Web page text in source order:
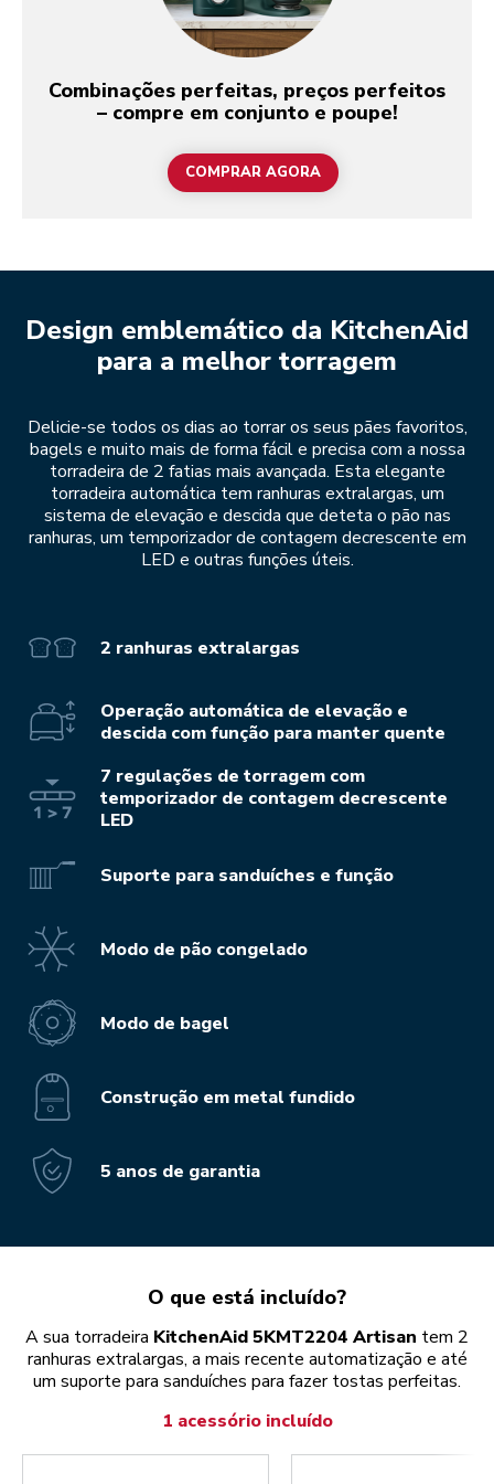
Combinações perfeitas, preços perfeitos
– compre em conjunto e poupe!
COMPRAR AGORA
Design emblemático da KitchenAid
para a melhor torragem
Delicie-se todos os dias ao torrar os seus pães favoritos,
bagels e muito mais de forma fácil e precisa com a nossa
torradeira de 2 fatias mais avançada. Esta elegante
torradeira automática tem ranhuras extralargas, um
sistema de elevação e descida que deteta o pão nas
ranhuras, um temporizador de contagem decrescente em
LED e outras funções úteis.
2 ranhuras extralargas
Operação automática de elevação e
descida com função para manter quente
7 regulações de torragem com
temporizador de contagem decrescente
LED
Suporte para sanduíches e função
Modo de pão congelado
Modo de bagel
Construção em metal fundido
5 anos de garantia
O que está incluído?
A sua torradeira KitchenAid 5KMT2204 Artisan tem 2
ranhuras extralargas, a mais recente automatização e até
um suporte para sanduíches para fazer tostas perfeitas.
1 acessório incluído